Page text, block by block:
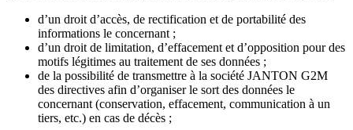
d’un droit d’accès, de rectification et de portabilité des
informations le concernant ;
d’un droit de limitation, d’effacement et d’opposition pour des
motifs légitimes au traitement de ses données ;
de la possibilité de transmettre à la société JANTON G2M
des directives afin d’organiser le sort des données le
concernant (conservation, effacement, communication à un
tiers, etc.) en cas de décès ;